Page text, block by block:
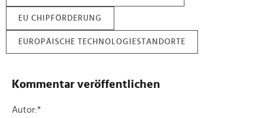
EU CHIPFÖRDERUNG
EUROPÄISCHE TECHNOLOGIESTANDORTE
Kommentar veröffentlichen
Autor:*